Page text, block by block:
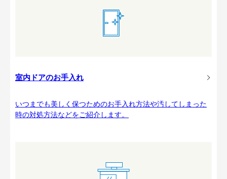
室内ドアのお手入れ
いつまでも美しく保つためのお手入れ方法や汚してしまった
時の対処方法などをご紹介します。